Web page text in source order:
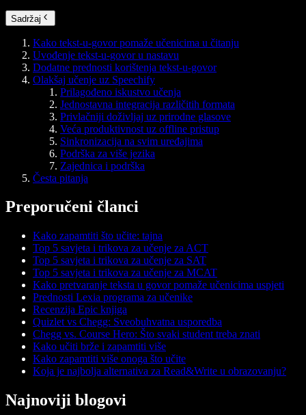
Sadržaj
Kako tekst-u-govor pomaže učenicima u čitanju
Uvođenje tekst-u-govor u nastavu
Dodatne prednosti korištenja tekst-u-govor
Olakšaj učenje uz Speechify
Prilagođeno iskustvo učenja
Jednostavna integracija različitih formata
Privlačniji doživljaj uz prirodne glasove
Veća produktivnost uz offline pristup
Sinkronizacija na svim uređajima
Podrška za više jezika
Zajednica i podrška
Česta pitanja
Preporučeni članci
Kako zapamtiti što učite: tajna
Top 5 savjeta i trikova za učenje za ACT
Top 5 savjeta i trikova za učenje za SAT
Top 5 savjeta i trikova za učenje za MCAT
Kako pretvaranje teksta u govor pomaže učenicima uspjeti
Prednosti Lexia programa za učenike
Recenzija Epic knjiga
Quizlet vs Chegg: Sveobuhvatna usporedba
Chegg vs. Course Hero: Što svaki student treba znati
Kako učiti brže i zapamtiti više
Kako zapamtiti više onoga što učite
Koja je najbolja alternativa za Read&Write u obrazovanju?
Najnoviji blogovi